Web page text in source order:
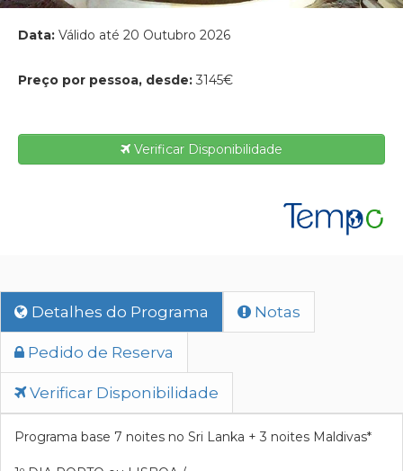
Data: Válido até 20 Outubro 2026
Preço por pessoa, desde: 3145€
Verificar Disponibilidade
Detalhes do Programa Notas
Pedido de Reserva
Verificar Disponibilidade
Programa base 7 noites no Sri Lanka + 3 noites Maldivas*